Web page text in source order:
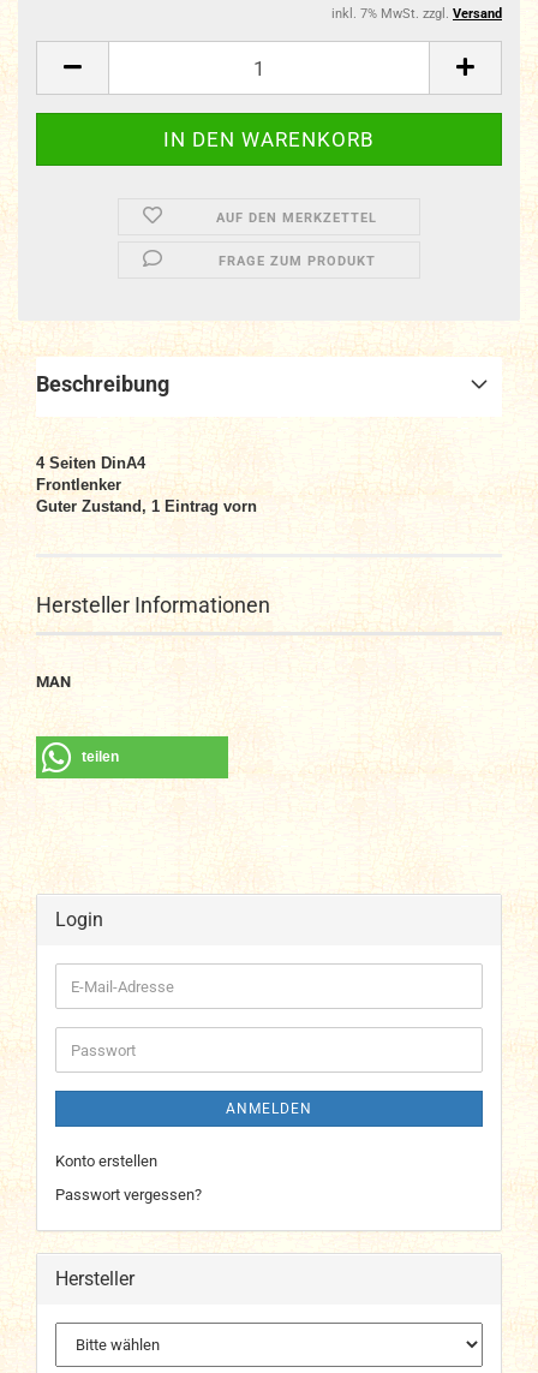
inkl. 7% MwSt. zzgl. Versand
AUF DEN MERKZETTEL
FRAGE ZUM PRODUKT
Beschreibung
4 Seiten DinA4
Frontlenker
Guter Zustand, 1 Eintrag vorn
Hersteller Informationen
MAN
teilen
Login
E-
Mail-
Adresse
Passwort
ANMELDEN
Konto erstellen
Passwort vergessen?
Hersteller